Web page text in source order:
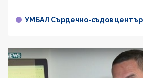
УМБАЛ Сърдечно-съдов център